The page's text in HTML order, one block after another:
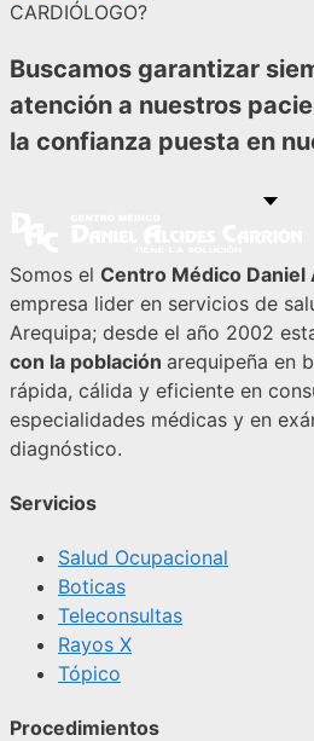
CARDIÓLOGO?
Buscamos garantizar
atención a nuestros
la confianza puesta en
Somos el Centro Médico Daniel
empresa lider en servicios de
Arequipa; desde el año 2002
con la población arequipeña en
rápida, cálida y eficiente en
especialidades médicas y en
diagnóstico.
Servicios
Salud Ocupacional
Boticas
Teleconsultas
Rayos X
Tópico
Procedimientos